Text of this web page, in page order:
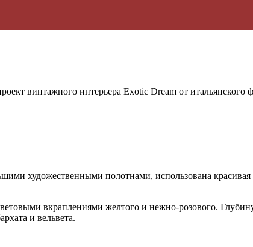
винтажного интерьера Exotic Dream от итальянского
художественными полотнами, использована красивая
вкраплениями желтого и нежно-розового.
и вельвета.